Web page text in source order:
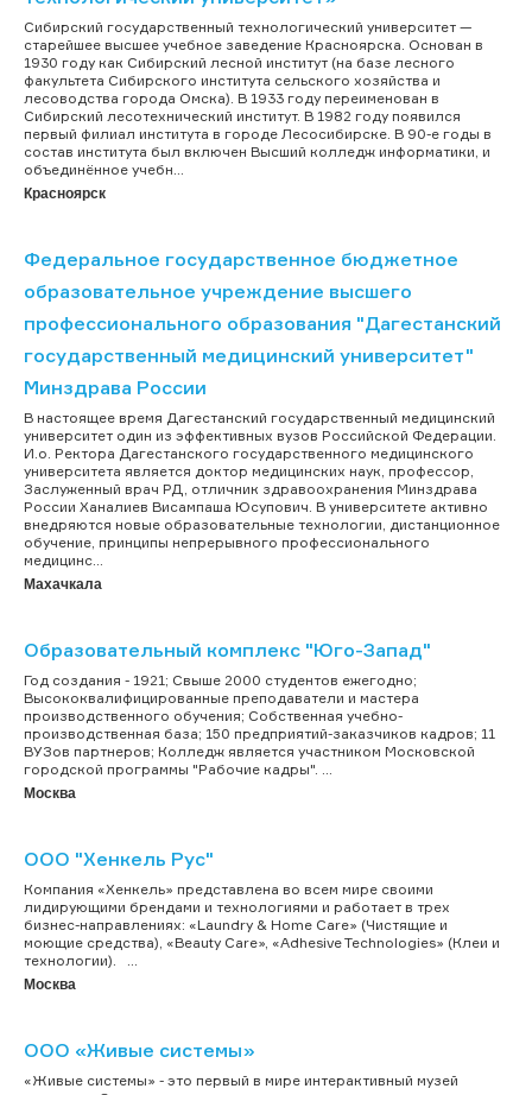
Сибирский государственный технологический университет —
старейшее высшее учебное заведение Красноярска. Основан в
1930 году как Сибирский лесной институт (на базе лесного
факультета Сибирского института сельского хозяйства и
лесоводства города Омска). В 1933 году переименован в
Сибирский лесотехнический институт. В 1982 году появился
первый филиал института в городе Лесосибирске. В 90-е годы в
состав института был включен Высший колледж информатики, и
объединённое учебн...
Красноярск
Федеральное государственное бюджетное
образовательное учреждение высшего
профессионального образования "Дагестанский
государственный медицинский университет"
Минздрава России
В настоящее время Дагестанский государственный медицинский
университет один из эффективных вузов Российской Федерации.
И.о. Ректора Дагестанского государственного медицинского
университета является доктор медицинских наук, профессор,
Заслуженный врач РД, отличник здравоохранения Минздрава
России Ханалиев Висампаша Юсупович. В университете активно
внедряются новые образовательные технологии, дистанционное
обучение, принципы непрерывного профессионального
медицинс...
Махачкала
Образовательный комплекс "Юго-Запад"
Год создания - 1921; Свыше 2000 студентов ежегодно;
Высококвалифицированные преподаватели и мастера
производственного обучения; Собственная учебно-
производственная база; 150 предприятий-заказчиков кадров; 11
ВУЗов партнеров; Колледж является участником Московской
городской программы "Рабочие кадры". ...
Москва
ООО "Хенкель Рус"
Компания «Хенкель» представлена во всем мире своими
лидирующими брендами и технологиями и работает в трех
бизнес-направлениях: «Laundry & Home Care» (Чистящие и
моющие средства), «Beauty Care», «Adhesive Technologies» (Клеи и
технологии). ...
Москва
ООО «Живые системы»
«Живые системы» - это первый в мире интерактивный музей